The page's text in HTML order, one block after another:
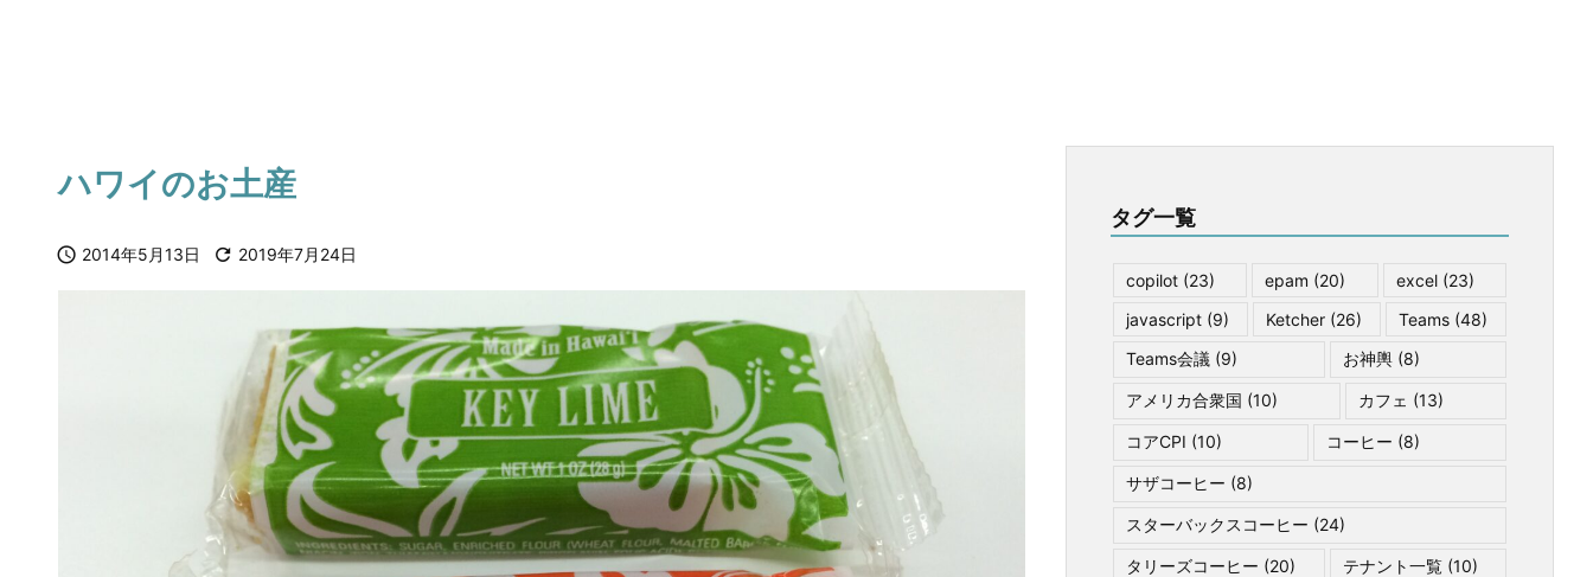
ハワイのお土産
 2014年5月13日  2019年7月24日
タグ一覧
copilot (23) epam (20) excel(23)
javascript (9) Ketcher (26) Teams (48)
Teams会議 (9) お神輿(8)
アメリカ合衆国 (10) カフェ (13)
コアCPI (10) コーヒー (8)
サザコーヒー (8)
スターバックスコーヒー (24)
タリーズコーヒー (20) テナント一覧(10)